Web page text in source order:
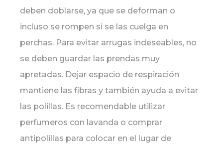
deben doblarse, ya que se deforman o
incluso se rompen si se las cuelga en
perchas. Para evitar arrugas indeseables, no
se deben guardar las prendas muy
apretadas. Dejar espacio de respiración
mantiene las fibras y también ayuda a evitar
las polillas. Es recomendable utilizar
perfumeros con lavanda o comprar
antipolillas para colocar en el lugar de